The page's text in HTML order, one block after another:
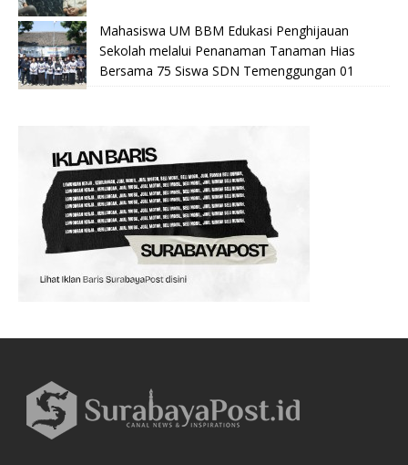
Mahasiswa UM BBM Edukasi Penghijauan
Sekolah melalui Penanaman Tanaman Hias
Bersama 75 Siswa SDN Temenggungan 01